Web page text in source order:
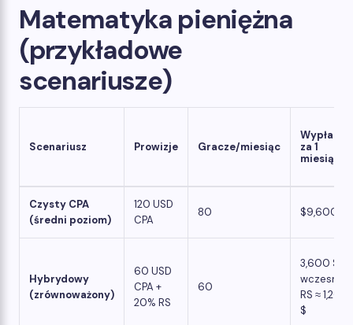
Matematyka pieniężna
(przykładowe
scenariusze)
Scenariusz Prowizje Gracze/miesiąc
Wypłata
za 1
miesiąc
Czysty CPA
(średni poziom)
120 USD
CPA
80 $9,600
Hybrydowy
(zrównoważony)
60 USD
CPA +
20% RS
60
3,600 $ +
wczesny
RS ≈ 1,200
$